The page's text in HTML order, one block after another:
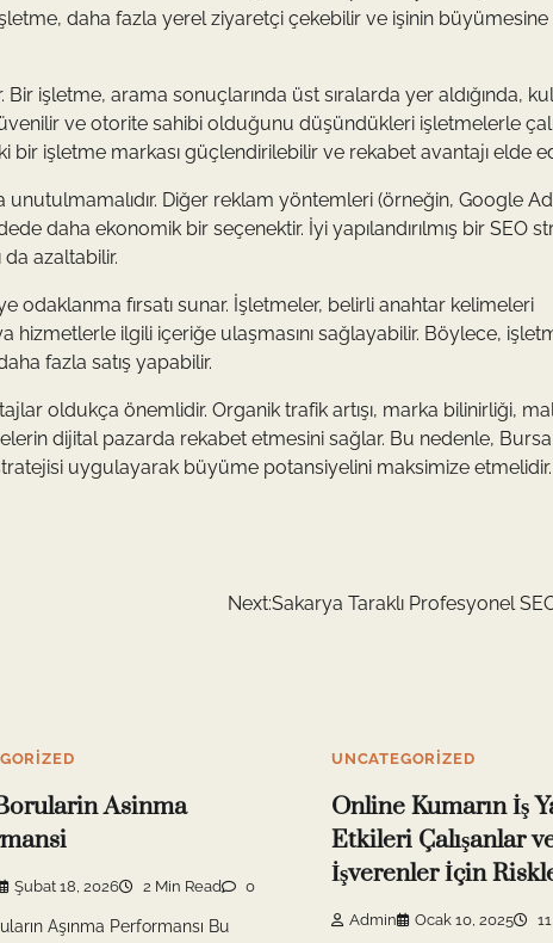
daha fazla yerel ziyaretçi çekebilir ve işinin büyümesine
işletme, arama sonuçlarında üst sıralarda yer aldığında,
ve otorite sahibi olduğunu düşündükleri işletmelerle
işletme markası güçlendirilebilir ve rekabet avantajı elde
unutulmamalıdır. Diğer reklam yöntemleri (örneğin, Google
daha ekonomik bir seçenektir. İyi yapılandırılmış bir SEO
da azaltabilir.
odaklanma fırsatı sunar. İşletmeler, belirli anahtar kelimeleri
hizmetlerle ilgili içeriğe ulaşmasını sağlayabilir. Böylece,
fazla satış yapabilir.
oldukça önemlidir. Organik trafik artışı, marka bilinirliği,
dijital pazarda rekabet etmesini sağlar. Bu nedenle, Bursa
uygulayarak büyüme potansiyelini maksimize etmelidir.
Next:Sakarya Taraklı Profesyonel
Asinma
Şubat 18, 2026 2 Min Read 0
Aşınma Performansı Bu
UNCATEGORIZED
Online Kumarın İş
Etkileri Çalışanlar
İşverenler İçin
Admin Ocak 10, 2025